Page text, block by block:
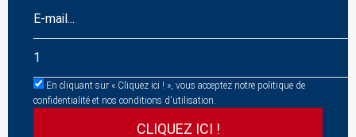
En cliquant sur « Cliquez ici ! », vous acceptez notre politique de
confidentialité et nos conditions d'utilisation.